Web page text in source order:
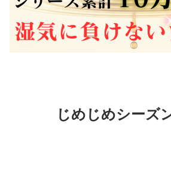
じめじめシーズ